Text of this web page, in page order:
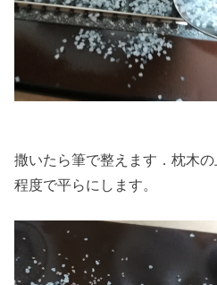
撒いたら筆で整えます．枕木
程度で平らにします。